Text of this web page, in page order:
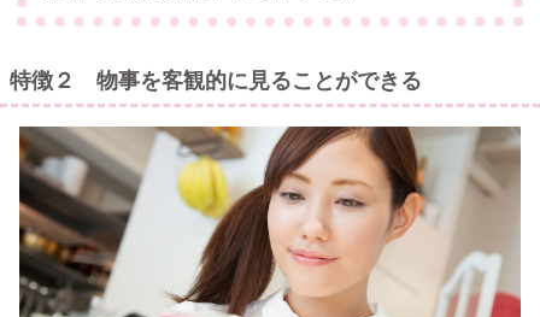
特徴２ 物事を客観的に見ることができる